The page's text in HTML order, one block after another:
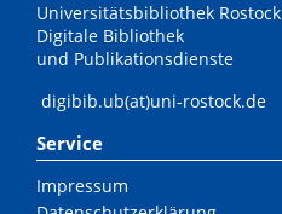
Universitätsbibliothek Rostock
Digitale Bibliothek
und Publikationsdienste
digibib.ub(at)uni-rostock.de
Service
Impressum